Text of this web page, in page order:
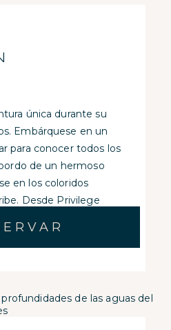
única durante su
Embárquese en un
para conocer todos los
de un hermoso
en los coloridos
Desde Privilege
.